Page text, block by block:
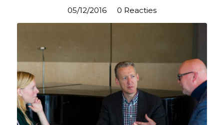
05/12/2016
/ 0 Reacties